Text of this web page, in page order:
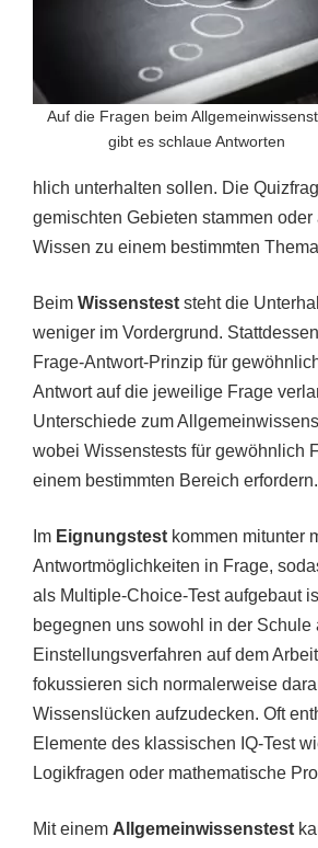
Auf die Fragen beim
gibt es schlaue Antworten
hlich unterhalten sollen. Die
gemischten Gebieten stammen
Wissen zu einem bestimmten
Beim Wissenstest steht die
weniger im Vordergrund.
Frage-Antwort-Prinzip für
Antwort auf die jeweilige Frage
Unterschiede zum
wobei Wissenstests für gewöhnlich
einem bestimmten Bereich erfordern.
Im Eignungstest kommen mitunter
Antwortmöglichkeiten in Frage,
als Multiple-Choice-Test aufgebaut
begegnen uns sowohl in der Schule
Einstellungsverfahren auf dem
fokussieren sich normalerweise
Wissenslücken aufzudecken. Oft
Elemente des klassischen IQ-Test
Logikfragen oder mathematische
Mit einem Allgemeinwissenstest